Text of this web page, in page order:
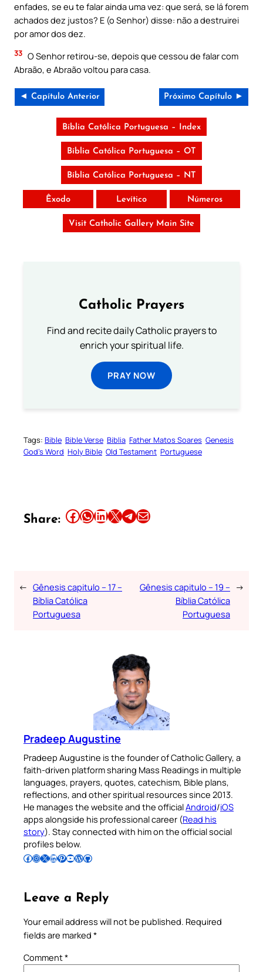
enfades, se eu te falar ainda uma vez: que será, se lá forem
achados dez justos? E (o Senhor) disse: não a destruirei
por amor dos dez.
33 O Senhor retirou-se, depois que cessou de falar com
Abraão, e Abraão voltou para casa.
◄ Capítulo Anterior Próximo Capítulo ►
Bíblia Católica Portuguesa – Index
Bíblia Católica Portuguesa – OT
Bíblia Católica Portuguesa – NT
Êxodo Levítico Números
Visit Catholic Gallery Main Site
Catholic Prayers
Find and recite daily Catholic prayers to
enrich your spiritual life.
PRAY NOW
Tags: Bible Bible Verse Biblia Father Matos Soares Genesis
God’s Word Holy Bible Old Testament Portuguese
Share: Share this article on Facebook Share this article on WhatsApp Share this article on LinkedIn Share this article on X Share this article on TelegramEmail this Article
← Gênesis capitulo – 17 –
Bíblia Católica
Portuguesa
Gênesis capitulo – 19 –
Bíblia Católica
Portuguesa
→
Pradeep Augustine
Pradeep Augustine is the founder of Catholic Gallery, a
faith-driven platform sharing Mass Readings in multiple
languages, prayers, quotes, catechism, Bible plans,
reflections, and other spiritual resources since 2013.
He manages the website and the officialAndroid/iOS
apps alongside his professional career (Read his
story). Stay connected with him on the official social
profiles below.
Follow Pradeep on Facebook Follow Pradeep on InstagramFollow Pradeep on X Follow Pradeep on LinkedIn Follow Pradeep on Pinterest Subscribe to Pradeep’s Youtube Channel Follow Pradeep on WordPress Follow Pradeep on GitHub
Leave a Reply
Your email address will not be published. Required
fields are marked *
Comment*